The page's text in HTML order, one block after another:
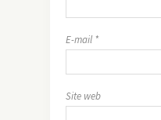
E-mail *
Site web